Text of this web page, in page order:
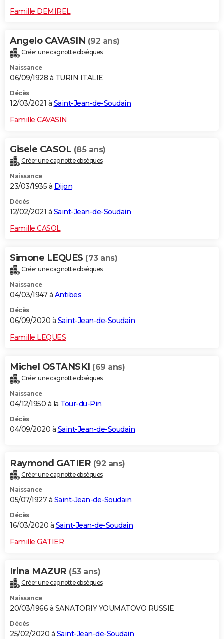
Famille DEMIREL
Angelo CAVASIN (92 ans)
Créer une cagnotte obsèques
Naissance
06/09/1928 à TURIN ITALIE
Décès
12/03/2021 à Saint-Jean-de-Soudain
Famille CAVASIN
Gisele CASOL (85 ans)
Créer une cagnotte obsèques
Naissance
23/03/1935 à Dijon
Décès
12/02/2021 à Saint-Jean-de-Soudain
Famille CASOL
Simone LEQUES (73 ans)
Créer une cagnotte obsèques
Naissance
04/03/1947 à Antibes
Décès
06/09/2020 à Saint-Jean-de-Soudain
Famille LEQUES
Michel OSTANSKI (69 ans)
Créer une cagnotte obsèques
Naissance
04/12/1950 à la Tour-du-Pin
Décès
04/09/2020 à Saint-Jean-de-Soudain
Raymond GATIER (92 ans)
Créer une cagnotte obsèques
Naissance
05/07/1927 à Saint-Jean-de-Soudain
Décès
16/03/2020 à Saint-Jean-de-Soudain
Famille GATIER
Irina MAZUR (53 ans)
Créer une cagnotte obsèques
Naissance
20/03/1966 à SANATORIY YOUMATOVO RUSSIE
Décès
25/02/2020 à Saint-Jean-de-Soudain